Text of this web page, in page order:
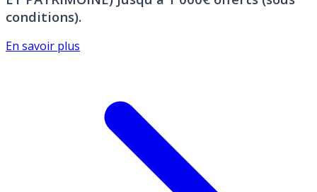
conditions).
En savoir plus